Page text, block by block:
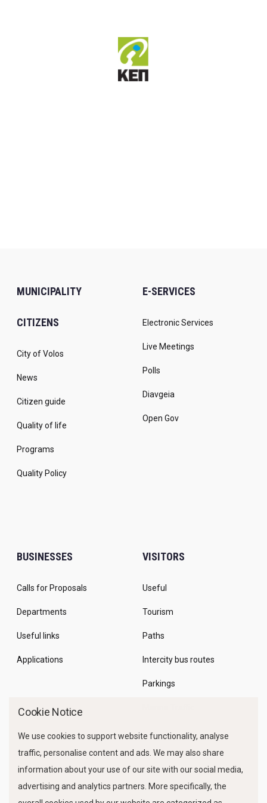
MUNICIPALITY
CITIZENS
City of Volos
News
Citizen guide
Quality of life
Programs
Quality Policy
E-SERVICES
Electronic Services
Live Meetings
Polls
Diavgeia
Open Gov
BUSINESSES
Calls for Proposals
Departments
Useful links
Applications
VISITORS
Useful
Tourism
Paths
Intercity bus routes
Parkings
Cookie Notice
We use cookies to support website functionality, analyse
traffic, personalise content and ads. We may also share
information about your use of our site with our social media,
advertising and analytics partners. More specifically, the